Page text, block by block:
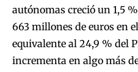
autónomas creció un 1,5
663 millones de euros en
equivalente al 24,9 % del
incrementa en algo más